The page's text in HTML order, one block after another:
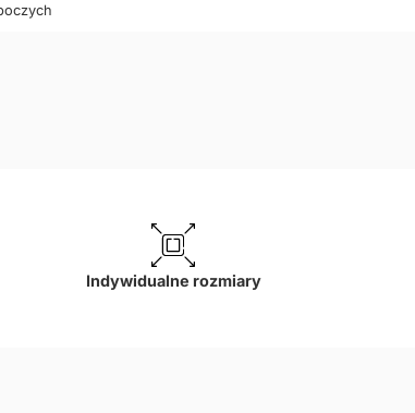
Indywidualne rozmiary